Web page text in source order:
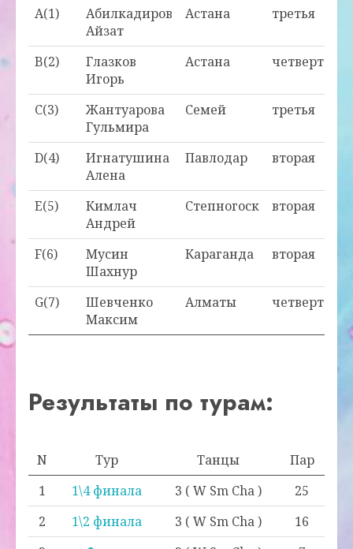
A(1)
Абилкадиров
Айзат
Астана третья
B(2)
Глазков
Игорь
Астана четвертая
C(3)
Жантуарова
Гульмира
Семей третья
D(4)
Игнатушина
Алена
Павлодар вторая
E(5)
Кимлач
Андрей
Степногоск вторая
F(6)
Мусин
Шахнур
Караганда вторая
G(7)
Шевченко
Максим
Алматы четвертая
Результаты по турам:
N Тур Танцы
Пар
1
1\4 финала 3 ( W Sm Cha )
25
2
1\2 финала 3 ( W Sm Cha )
16